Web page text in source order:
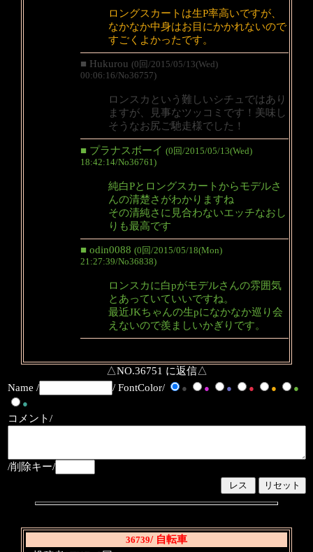
ロングスカートは生P率高いですが、
なかなか中身はお目にかかれないので
すごくよかったです。
■ Hukurou (0回/2015/05/13(Wed)
00:06:16/No36757)
ロンスカという難しいシチュではあり
ますが、見事なツッコミです！美味し
そうなお尻ご馳走様でした！
■ プラナスボーイ (0回/2015/05/13(Wed)
18:42:14/No36761)
純白Pとロングスカートからモデルさ
んの清楚さがわかりますね
その清純さに見合わないエッチなおし
りも最高です
■ odin0088 (0回/2015/05/18(Mon)
21:27:39/No36838)
ロンスカに白pがモデルさんの雰囲気
とあっていていいですね。
最近JKちゃんの生pになかなか巡り会
えないので羨ましいかぎりです。
△NO.36751 に返信△
Name /
/ FontColor/ ● ● ● ● ●
●
●
コメント/
/削除キー/
36739/ 自転車